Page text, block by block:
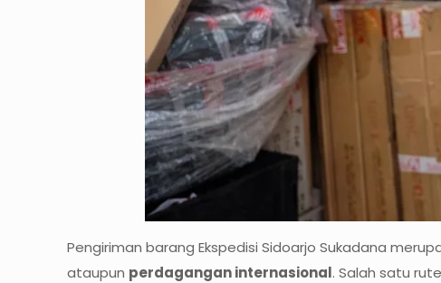
Pengiriman barang Ekspedisi Sidoarjo Sukadana
ataupun perdagangan internasional. Salah satu